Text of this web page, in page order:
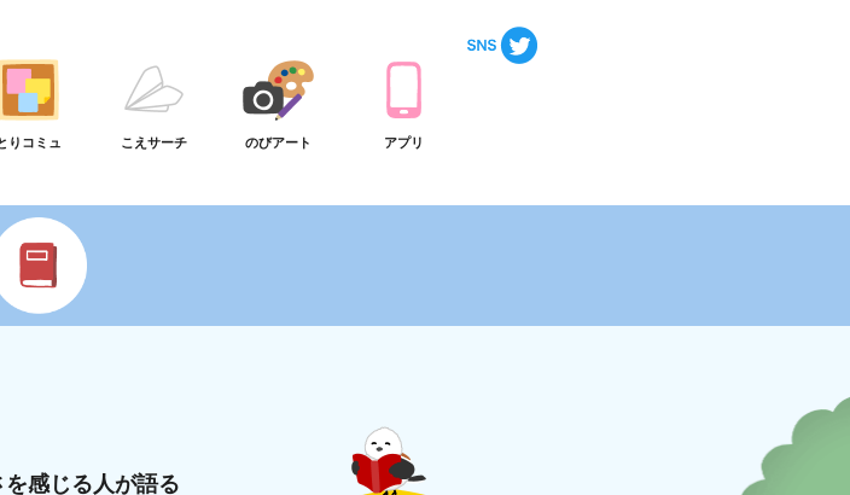
りコミュ こえサーチ のびアート アプリ
感じる人が語る